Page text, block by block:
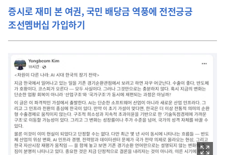
증시로 재미 본 여권, 국민 배당금 역풍에 전전긍긍
조선멤버십 가입하기